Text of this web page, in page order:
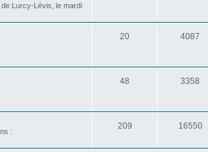
Lurcy-Lévis, le mardi
20 4087
48 3358
:
209 16550